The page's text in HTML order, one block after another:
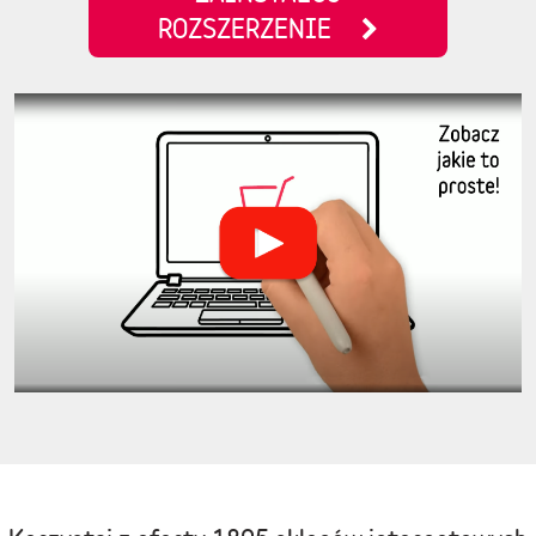
ROZSZERZENIE